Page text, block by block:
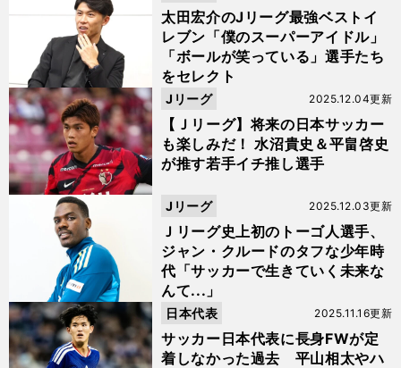
太田宏介のJリーグ最強ベストイ
レブン「僕のスーパーアイドル」
「ボールが笑っている」選手たち
をセレクト
【Ｊリーグ】将来の日本サッカー
も楽しみだ！ 水沼貴史＆平畠啓史
が推す若手イチ推し選手
2025.12.04更新
Jリーグ
Ｊリーグ史上初のトーゴ人選手、
ジャン・クルードのタフな少年時
代「サッカーで生きていく未来な
んて...」
2025.12.03更新
Jリーグ
サッカー日本代表に長身FWが定
着しなかった過去 平山相太やハ
2025.11.16更新
日本代表